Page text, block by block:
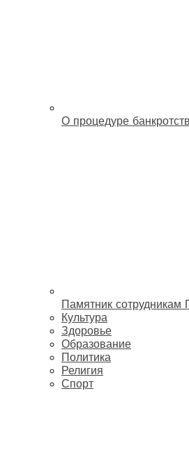
О процедуре
Памятник сотрудникам
Культура
Здоровье
Образование
Политика
Религия
Спорт